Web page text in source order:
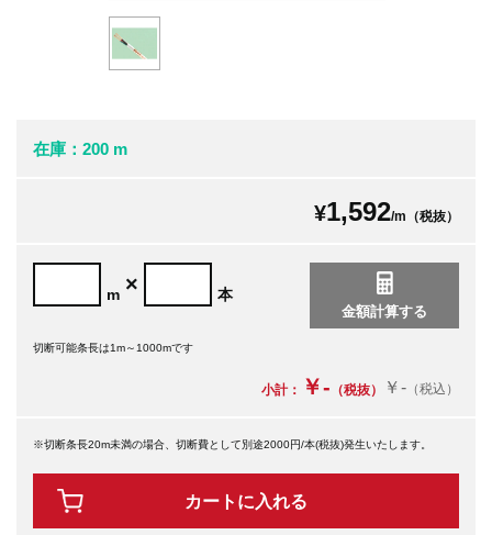
在庫：200 m
¥1,592/m（税抜）
m × 本
切断可能条長は1m～1000mです
小計： ￥- （税抜） ￥- （税込）
※切断条長20m未満の場合、切断費として別途2000円/本(税抜)発生いたします。
カートに入れる